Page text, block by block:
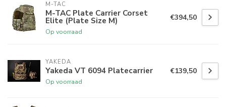
M-TAC
M-TAC Plate Carrier Corset
Elite (Plate Size M)
Op voorraad
€394,50
YAKEDA
Yakeda VT 6094 Platecarrier
Op voorraad
€139,50